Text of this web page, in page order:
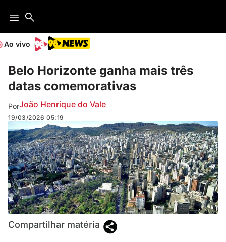
Ao vivo
Belo Horizonte ganha mais três
datas comemorativas
PorJoão Henrique do Vale
19/03/2026 05:19
(Divulgação / PBH)
Compartilhar matéria